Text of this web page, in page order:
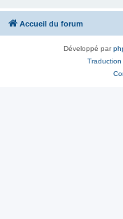
Accueil du forum
Développé par
Traduction